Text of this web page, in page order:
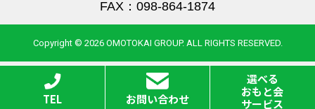
FAX：098-864-1874
Copyright © 2026 OMOTOKAI GROUP. ALL RIGHTS RESERVED.
TEL お問い合わせ
選べる
おもと会
サービス